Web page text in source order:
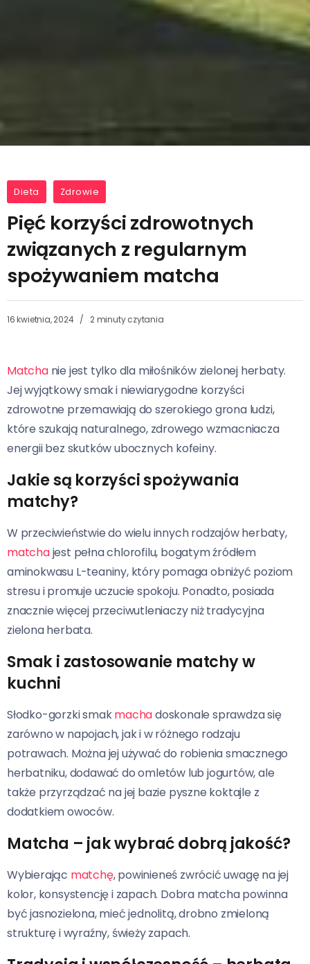
Dieta Zdrowie
Pięć korzyści zdrowotnych
związanych z regularnym
spożywaniem matcha
16 kwietnia, 2024 2 minuty czytania
Matchanie jest tylko dla miłośników zielonej herbaty.
Jej wyjątkowy smak i niewiarygodne korzyści
zdrowotne przemawiają do szerokiego grona ludzi,
które szukają naturalnego, zdrowego wzmacniacza
energii bez skutków ubocznych kofeiny.
Jakie są korzyści spożywania
matchy?
W przeciwieństwie do wielu innych rodzajów herbaty,
matchajest pełna chlorofilu, bogatym źródłem
aminokwasu L-teaniny, który pomaga obniżyć poziom
stresu i promuje uczucie spokoju. Ponadto, posiada
znacznie więcej przeciwutleniaczy niż tradycyjna
zielona herbata.
Smak i zastosowanie matchy w
kuchni
Słodko-gorzki smakmachadoskonale sprawdza się
zarówno w napojach, jak i w różnego rodzaju
potrawach. Można jej używać do robienia smacznego
herbatniku, dodawać do omletów lub jogurtów, ale
także przyrządzać na jej bazie pyszne koktajle z
dodatkiem owoców.
Matcha – jak wybrać dobrą jakość?
Wybierając matchę, powinieneś zwrócić uwagę na jej
kolor, konsystencję i zapach. Dobra matcha powinna
być jasnozielona, mieć jednolitą, drobno zmieloną
strukturę i wyraźny, świeży zapach.